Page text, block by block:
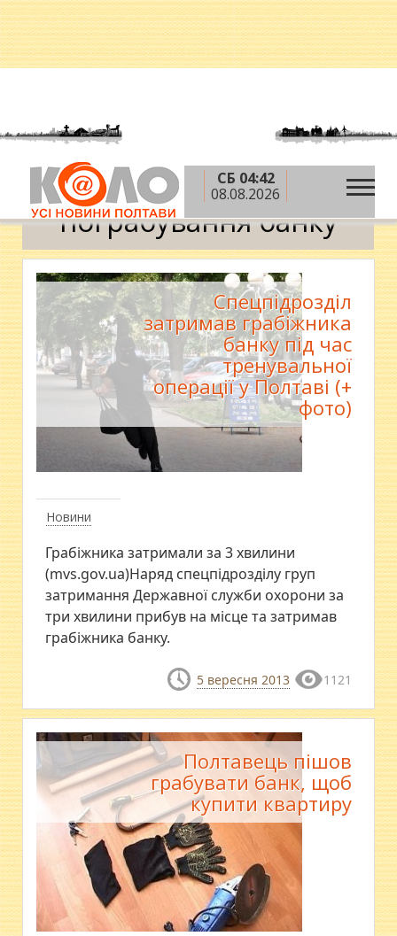
СБ 04:42
08.08.2026
Головна » пограбування банку
пограбування банку
Новини
Спецпідрозділ
затримав грабіжника
банку під час
тренувальної
операції у Полтаві (+
фото)
Грабіжника затримали за 3 хвилини
(mvs.gov.ua)Наряд спецпідрозділу груп
затримання Державної служби охорони за
три хвилини прибув на місце та затримав
грабіжника банку.
5 вересня 2013 1121
Полтавець пішов
грабувати банк, щоб
купити квартиру